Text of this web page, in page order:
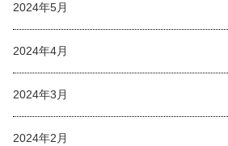
2024年5月
2024年4月
2024年3月
2024年2月